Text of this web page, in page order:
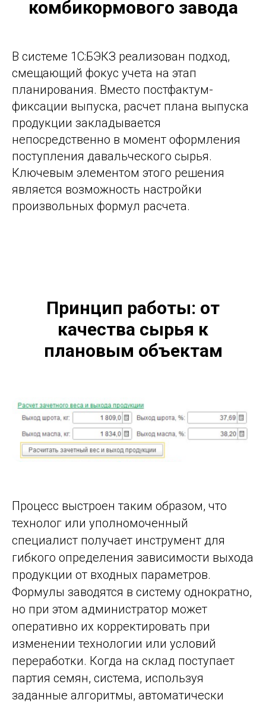
комбикормового завода
В системе 1С:БЭКЗ реализован подход,
смещающий фокус учета на этап
планирования. Вместо постфактум-
фиксации выпуска, расчет плана выпуска
продукции закладывается
непосредственно в момент оформления
поступления давальческого сырья.
Ключевым элементом этого решения
является возможность настройки
произвольных формул расчета.
Принцип работы: от
качества сырья к
плановым объектам
Процесс выстроен таким образом, что
технолог или уполномоченный
специалист получает инструмент для
гибкого определения зависимости выхода
продукции от входных параметров.
Формулы заводятся в систему однократно,
но при этом администратор может
оперативно их корректировать при
изменении технологии или условий
переработки. Когда на склад поступает
партия семян, система, используя
заданные алгоритмы, автоматически